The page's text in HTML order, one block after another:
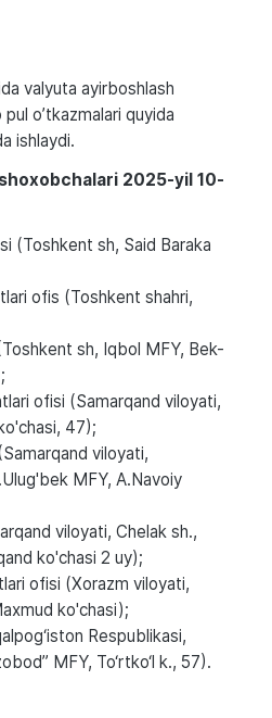
valyuta ayirboshlash
o’tkazmalari quyida
ishlaydi.
2025-yil 10-
(Toshkent sh, Said Baraka
ofis (Toshkent shahri,
sh, Iqbol MFY, Bek-
ofisi (Samarqand viloyati,
47);
viloyati,
MFY, A.Navoiy
viloyati, Chelak sh.,
ko'chasi 2 uy);
ofisi (Xorazm viloyati,
ko'chasi);
Respublikasi,
MFY, To‘rtko‘l k., 57).